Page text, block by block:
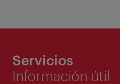
Servicios
Información útil